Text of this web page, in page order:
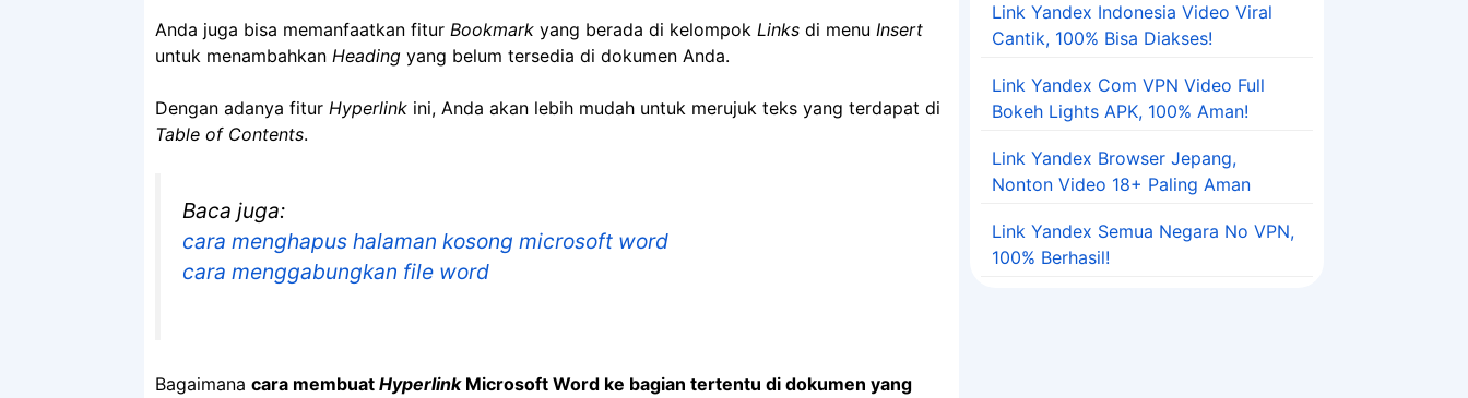
Anda juga bisa memanfaatkan fitur Bookmark yang berada di kelompok Links di menu Insert
untuk menambahkan Heading yang belum tersedia di dokumen Anda.
Dengan adanya fitur Hyperlink ini, Anda akan lebih mudah untuk merujuk teks yang terdapat di
Table of Contents.
Baca juga:
cara menghapus halaman kosong microsoft word
cara menggabungkan file word
Bagaimana cara membuat HyperlinkMicrosoft Word ke bagian tertentu di dokumen yang
Link Yandex Indonesia Video Viral
Cantik, 100% Bisa Diakses!
Link Yandex Com VPN Video Full
Bokeh Lights APK, 100% Aman!
Link Yandex Browser Jepang,
Nonton Video 18+ Paling Aman
Link Yandex Semua Negara No VPN,
100% Berhasil!